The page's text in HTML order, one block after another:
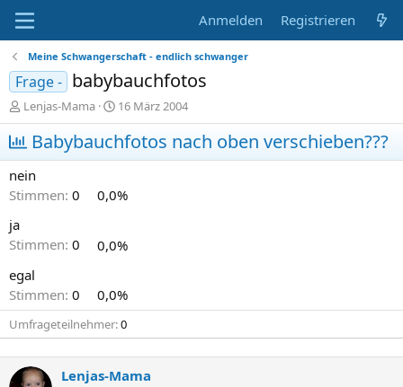
Anmelden Registrieren
Meine Schwangerschaft - endlich schwanger
Frage - babybauchfotos
E
r
s
t
e
l
l
Lenjas-Mama
E
r
s
l
m
16 März 2004
Babybauchfotos nach oben verschieben???
nein
Stimmen: 0
0,0%
ja
Stimmen: 0
0,0%
egal
Stimmen: 0 0,0%
Umfrageteilnehmer 0
Lenjas-Mama